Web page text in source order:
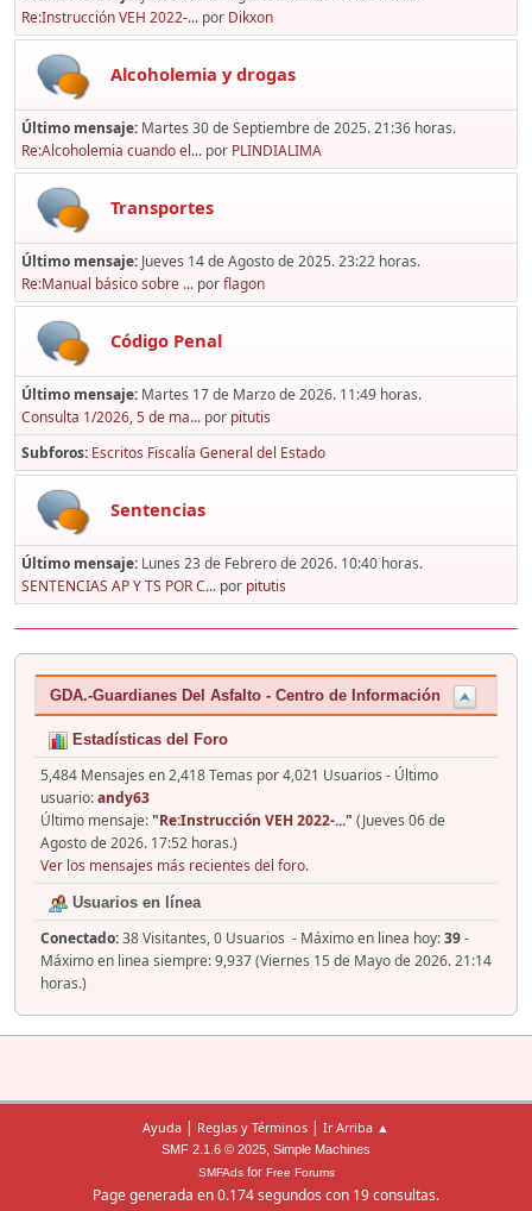
Re:Instrucción VEH 2022-... por Dikxon
Alcoholemia y drogas
Último mensaje: Martes 30 de Septiembre de 2025. 21:36 horas.
Re:Alcoholemia cuando el... por PLINDIALIMA
Transportes
Último mensaje: Jueves 14 de Agosto de 2025. 23:22 horas.
Re:Manual básico sobre ... porflagon
Código Penal
Último mensaje: Martes 17 de Marzo de 2026. 11:49 horas.
Consulta 1/2026, 5 de ma... por pitutis
Subforos Escritos Fiscalía General del Estado
Sentencias
Último mensaje: Lunes 23 de Febrero de 2026. 10:40 horas.
SENTENCIAS AP Y TS POR C... por pitutis
GDA.-Guardianes Del Asfalto - Centro de Información
Estadísticas del Foro
5,484 Mensajes en 2,418 Temas por 4,021 Usuarios - Último
usuario:andy63
Último mensaje:"Re:Instrucción VEH 2022-..." (Jueves 06 de
Agosto de 2026. 17:52 horas.)
Ver los mensajes más recientes del foro.
Usuarios en línea
Conectado:38 Visitantes, 0 Usuarios - Máximo en linea hoy:39-
Máximo en linea siempre: 9,937 (Viernes 15 de Mayo de 2026. 21:14
horas.)
Ayuda | Reglas y Términos | Ir Arriba ▲
SMF 2.1.6 © 2025, Simple Machines
SMFAdsfor Free Forums
Page generada en 0.174 segundos con 19 consultas.